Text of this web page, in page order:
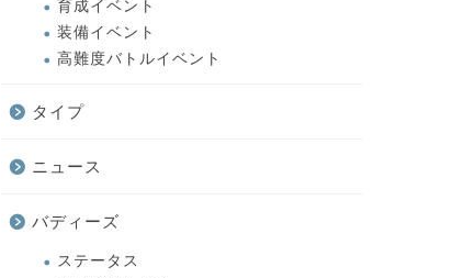
育成イベント
装備イベント
高難度バトルイベント
タイプ
ニュース
バディーズ
ステータス